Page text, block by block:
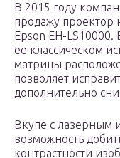
В 2015 году
продажу проектор
Epson EH-LS10000.
ее классическом
матрицы
позволяет
дополнительно
Вкупе с лазерным
возможность
контрастности